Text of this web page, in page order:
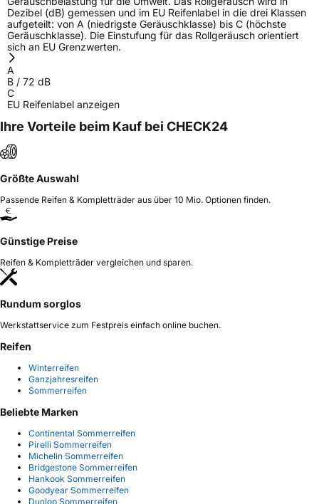
Dezibel (dB) gemessen und im EU Reifenlabel in die drei Klassen
aufgeteilt: von A (niedrigste Geräuschklasse) bis C (höchste
Geräuschklasse). Die Einstufung für das Rollgeräusch orientiert
sich an EU Grenzwerten.
A
B / 72 dB
C
EU Reifenlabel anzeigen
Ihre Vorteile beim Kauf bei CHECK24
Größte Auswahl
Passende Reifen & Kompletträder aus über 10 Mio. Optionen finden.
Günstige Preise
Reifen & Kompletträder vergleichen und sparen.
Rundum sorglos
Werkstattservice zum Festpreis einfach online buchen.
Reifen
Winterreifen
Ganzjahresreifen
Sommerreifen
Beliebte Marken
Continental Sommerreifen
Pirelli Sommerreifen
Michelin Sommerreifen
Bridgestone Sommerreifen
Hankook Sommerreifen
Goodyear Sommerreifen
Dunlop Sommerreifen